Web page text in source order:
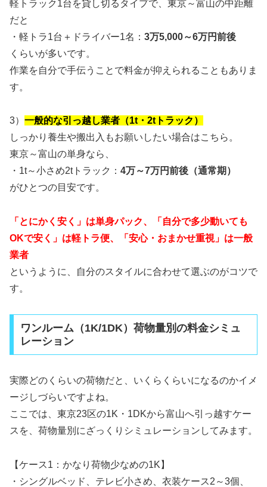
軽トラック1台を貸し切るタイプで、東京～富山の中距離
だと
・軽トラ1台＋ドライバー1名： 3万5,000～6万円前後
くらいが多いです。
作業を自分で手伝うことで料金が抑えられることもありま
す。
3） 一般的な引っ越し業者（1t・2tトラック）
しっかり養生や搬出入もお願いしたい場合はこちら。
東京～富山の単身なら、
・1t～小さめ2tトラック： 4万～7万円前後（通常期）
がひとつの目安です。
「とにかく安く」は単身パック、「自分で多少動いても
OKで安く」は軽トラ便、「安心・おまかせ重視」は一般
業者
というように、自分のスタイルに合わせて選ぶのがコツで
す。
ワンルーム（1K/1DK）荷物量別の料金シミュ
レーション
実際どのくらいの荷物だと、いくらくらいになるのかイメ
ージしづらいですよね。
ここでは、東京23区の1K・1DKから富山へ引っ越すケー
スを、荷物量別にざっくりシミュレーションしてみます。
【ケース1：かなり荷物少なめの1K】
・シングルベッド、テレビ小さめ、衣装ケース2～3個、